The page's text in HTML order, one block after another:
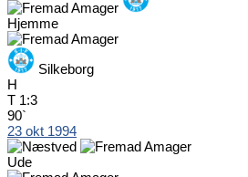
Hjemme
Silkeborg
H
T 1:3
90`
23 okt 1994
Ude